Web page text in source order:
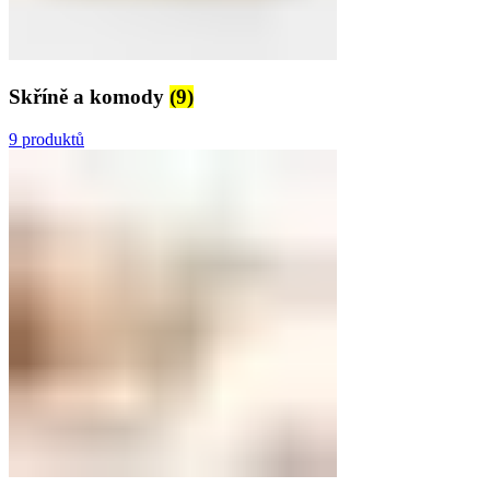
Skříně a komody (9)
9 produktů